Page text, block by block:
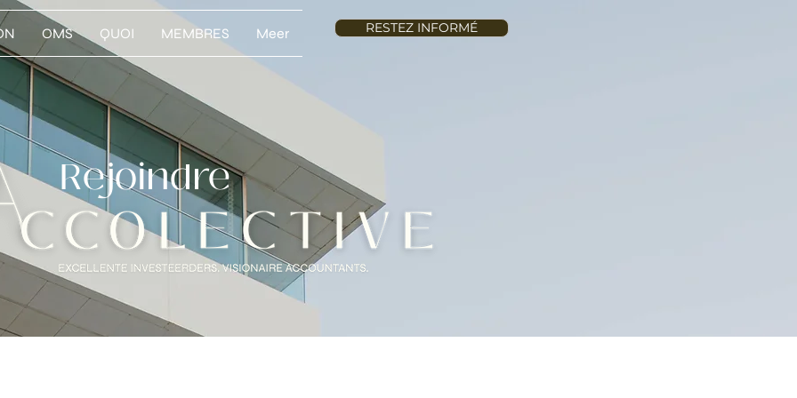
OMS QUOI MEMBRES Meer RESTEZ INFORMÉ
Rejoindre